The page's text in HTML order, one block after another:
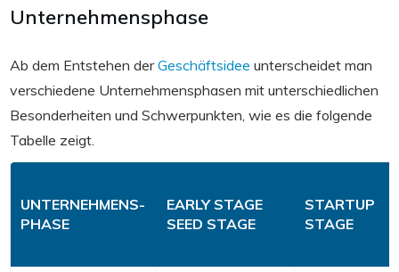
Unternehmensphase
Ab dem Entstehen derGeschäftsidee unterscheidet man
verschiedene Unternehmensphasen mit unterschiedlichen
Besonderheiten und Schwerpunkten, wie es die folgende
Tabelle zeigt.
UNTERNEHMENS-
PHASE
EARLY STAGE
SEED STAGE
STARTUP
STAGE